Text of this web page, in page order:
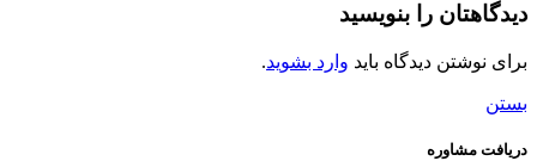
دیدگاهتان را بنویسید
برای نوشتن دیدگاه باید وارد بشوید.
بستن
دریافت مشاوره